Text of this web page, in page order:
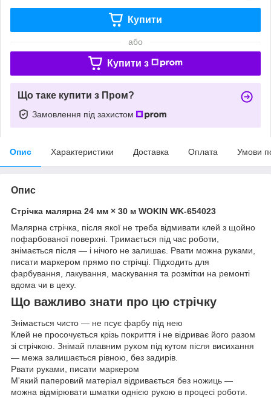
Купити
або
Купити з
Що таке купити з Пром?
Замовлення під захистом
Опис Характеристики Доставка Оплата Умови
Опис
Стрічка малярна 24 мм × 30 м WOKIN WK-654023
Малярна стрічка, після якої не треба відмивати клей з щойно
пофарбованої поверхні. Тримається під час роботи,
знімається після — і нічого не залишає. Рвати можна руками,
писати маркером прямо по стрічці. Підходить для
фарбування, лакування, маскування та розмітки на ремонті
вдома чи в цеху.
Що важливо знати про цю стрічку
Знімається чисто — не псує фарбу під нею
Клей не просочується крізь покриття і не відриває його разом
зі стрічкою. Знімай плавним рухом під кутом після висихання
— межа залишається рівною, без задирів.
Рвати руками, писати маркером
М'який паперовий матеріал відривається без ножиць —
можна відмірювати шматки однією рукою в процесі роботи.